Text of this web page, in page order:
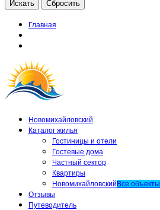
Главная
Новомихайловский
Каталог жилья
Гостиницы и отели
Гостевые дома
Частный сектор
Квартиры
Новомихайловский Все объекты
Отзывы
Путеводитель